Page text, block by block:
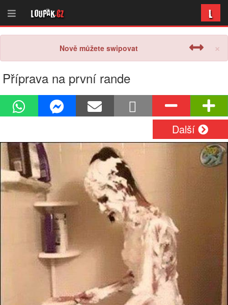
Loupak.cz L
×
Nově můžete swipovat
Příprava na první rande
Další